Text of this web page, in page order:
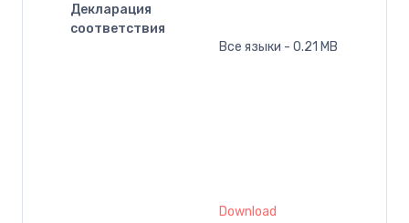
Декларация
соответствия
Все языки - 0.21 MB
Download